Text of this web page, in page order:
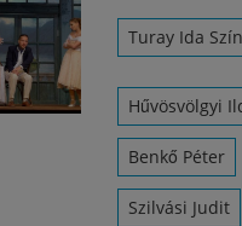
Turay Ida
Hűvösvölgyi
Benkő Péter
Szilvási Judit